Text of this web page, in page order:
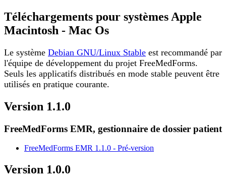
Téléchargements pour systèmes Apple
Macintosh - Mac Os
Le système Debian GNU/Linux Stable est recommandé par
l'équipe de développement du projet FreeMedForms.
Seuls les applicatifs distribués en mode stable peuvent être
utilisés en pratique courante.
Version 1.1.0
FreeMedForms EMR, gestionnaire de dossier patient
FreeMedForms EMR 1.1.0 - Pré-version
Version 1.0.0